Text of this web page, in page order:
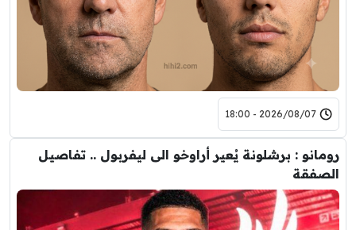
2026/08/07 - 18:00
رومانو : برشلونة يُعير أراوخو الى ليفربول .. تفاصيل
الصفقة